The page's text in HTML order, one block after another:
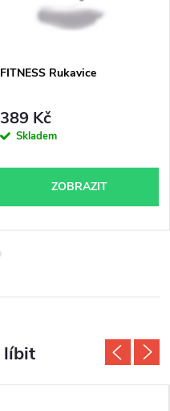
FITNESS Rukavice
389 Kč
Skladem
ZOBRAZIT